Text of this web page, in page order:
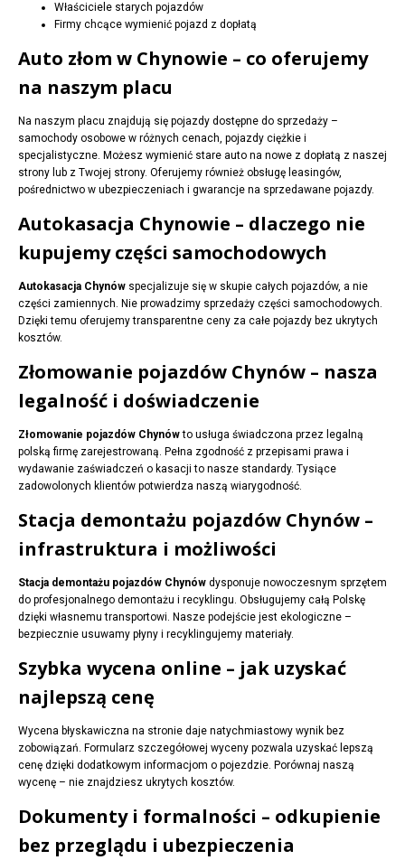
Właściciele starych pojazdów
Firmy chcące wymienić pojazd z dopłatą
Auto złom w Chynowie – co oferujemy
na naszym placu
Na naszym placu znajdują się pojazdy dostępne do sprzedaży –
samochody osobowe w różnych cenach, pojazdy ciężkie i
specjalistyczne. Możesz wymienić stare auto na nowe z dopłatą z naszej
strony lub z Twojej strony. Oferujemy również obsługę leasingów,
pośrednictwo w ubezpieczeniach i gwarancje na sprzedawane pojazdy.
Autokasacja Chynowie – dlaczego nie
kupujemy części samochodowych
Autokasacja Chynów specjalizuje się w skupie całych pojazdów, a nie
części zamiennych. Nie prowadzimy sprzedaży części samochodowych.
Dzięki temu oferujemy transparentne ceny za całe pojazdy bez ukrytych
kosztów.
Złomowanie pojazdów Chynów – nasza
legalność i doświadczenie
Złomowanie pojazdów Chynówto usługa świadczona przez legalną
polską firmę zarejestrowaną. Pełna zgodność z przepisami prawa i
wydawanie zaświadczeń o kasacji to nasze standardy. Tysiące
zadowolonych klientów potwierdza naszą wiarygodność.
Stacja demontażu pojazdów Chynów –
infrastruktura i możliwości
Stacja demontażu pojazdów Chynów dysponuje nowoczesnym sprzętem
do profesjonalnego demontażu i recyklingu. Obsługujemy całą Polskę
dzięki własnemu transportowi. Nasze podejście jest ekologiczne –
bezpiecznie usuwamy płyny i recyklingujemy materiały.
Szybka wycena online – jak uzyskać
najlepszą cenę
Wycena błyskawiczna na stronie daje natychmiastowy wynik bez
zobowiązań. Formularz szczegółowej wyceny pozwala uzyskać lepszą
cenę dzięki dodatkowym informacjom o pojezdzie. Porównaj naszą
wycenę – nie znajdziesz ukrytych kosztów.
Dokumenty i formalności – odkupienie
bez przeglądu i ubezpieczenia